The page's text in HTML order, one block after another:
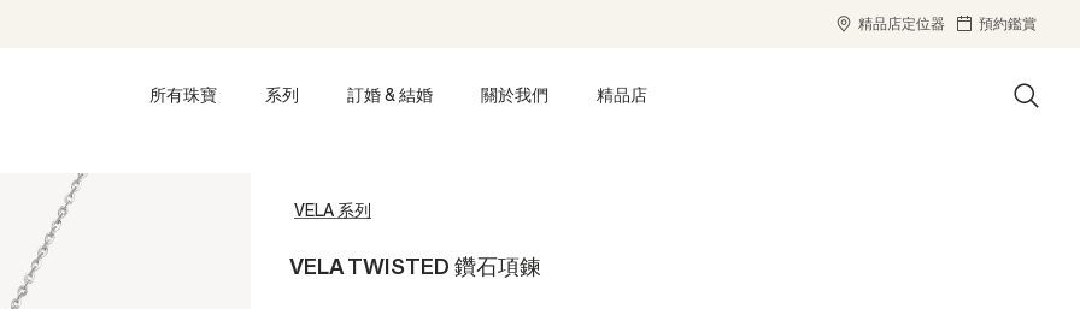
精品店定位器 預約鑑賞
所有珠寶 系列 訂婚 & 結婚 關於我們 精品店
VELA 系列
VELA TWISTED 鑽石項鍊